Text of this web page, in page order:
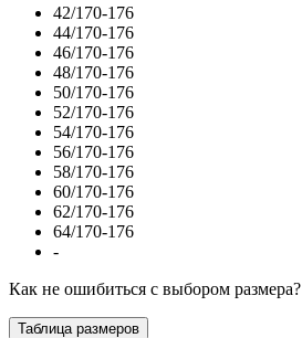
42/170-176
44/170-176
46/170-176
48/170-176
50/170-176
52/170-176
54/170-176
56/170-176
58/170-176
60/170-176
62/170-176
64/170-176
-
Как не ошибиться с выбором размера?
Таблица размеров